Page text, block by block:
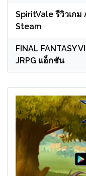
SpiritVale รีวิวเก
Steam
FINAL FANTASY
JRPG แอ็กชัน